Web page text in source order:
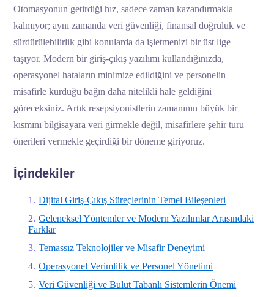
Otomasyonun getirdiği hız, sadece zaman kazandırmakla
kalmıyor; aynı zamanda veri güvenliği, finansal doğruluk ve
sürdürülebilirlik gibi konularda da işletmenizi bir üst lige
taşıyor. Modern bir giriş-çıkış yazılımı kullandığınızda,
operasyonel hataların minimize edildiğini ve personelin
misafirle kurduğu bağın daha nitelikli hale geldiğini
göreceksiniz. Artık resepsiyonistlerin zamanının büyük bir
kısmını bilgisayara veri girmekle değil, misafirlere şehir turu
önerileri vermekle geçirdiği bir döneme giriyoruz.
İçindekiler
Dijital Giriş-Çıkış Süreçlerinin Temel Bileşenleri
Geleneksel Yöntemler ve Modern Yazılımlar Arasındaki
Farklar
Temassız Teknolojiler ve Misafir Deneyimi
Operasyonel Verimlilik ve Personel Yönetimi
Veri Güvenliği ve Bulut Tabanlı Sistemlerin Önemi